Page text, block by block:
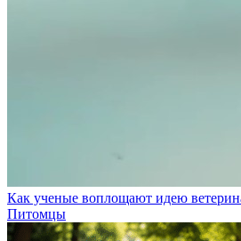
Как ученые воплощают идею
Питомцы